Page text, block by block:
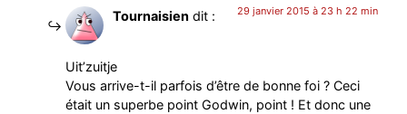
Tournaisien dit : 29 janvier 2015 à 23 h 22 min
Uit’zuitje
Vous arrive-t-il parfois d’être de bonne foi ? Ceci
était un superbe point Godwin, point ! Et donc une